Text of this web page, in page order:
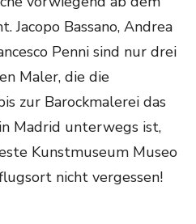
Jacopo Bassano, Andrea
Penni sind nur drei
Maler, die die
zur Barockmalerei das
Madrid unterwegs ist,
Kunstmuseum Museo
nicht vergessen!